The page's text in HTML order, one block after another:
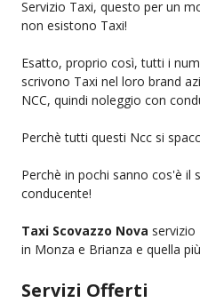
Servizio Taxi, questo per un
non esistono Taxi!
Esatto, proprio così, tutti i
scrivono Taxi nel loro brand
NCC, quindi noleggio con
Perchè tutti questi Ncc si
Perchè in pochi sanno cos'è il
conducente!
Taxi Scovazzo Nova
in Monza e Brianza e quella
Servizi Offerti